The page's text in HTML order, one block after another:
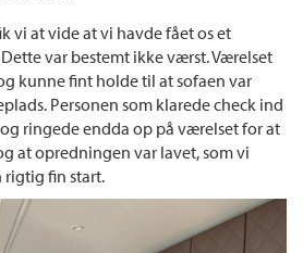
vi at vide at vi havde fået os et
var bestemt ikke værst. Værelset
kunne fint holde til at sofaen var
Personen som klarede check ind
ringede endda op på værelset for at
at opredningen var lavet, som vi
rigtig fin start.